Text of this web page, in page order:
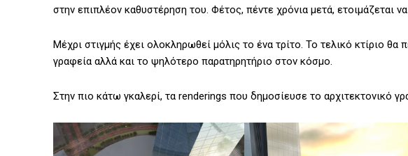
στην επιπλέον καθυστέρηση του. Φέτος, πέντε χρόνια μετά, ετοιμάζεται
Μέχρι στιγμής έχει ολοκληρωθεί μόλις το ένα τρίτο. Το τελικό κτίριο θα
γραφεία αλλά και το ψηλότερο παρατηρητήριο στον κόσμο.
Στην πιο κάτω γκαλερί, τα renderings που δημοσίευσε το αρχιτεκτονικό